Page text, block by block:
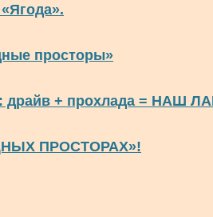
просторы»
драйв + прохлада = НАШ
ПРОСТОРАХ»!